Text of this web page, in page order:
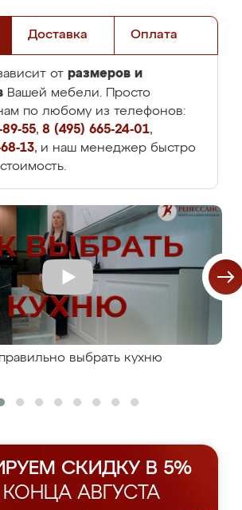
Доставка Оплата
от размеров и
Вашей мебели. Просто
по любому из телефонов:
55, 8 (495) 665-24-01,
13, и наш менеджер быстро
выбрать кухню
СКИДКУ В 5%
АВГУСТА